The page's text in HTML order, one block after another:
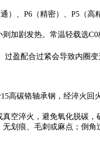
）、P6（精密）、P5（
加剧发热。常温轻载选
盈配合过紧会导致内圈变
高碳铬轴承钢，经淬火
空淬火，避免氧化脱碳
划痕、毛刺或麻点；倒